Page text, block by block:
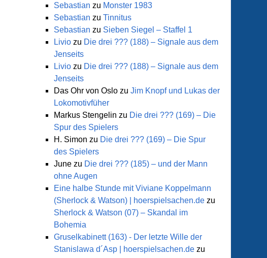
Sebastian zu Monster 1983
Sebastian zu Tinnitus
Sebastian zu Sieben Siegel – Staffel 1
Livio zu Die drei ??? (188) – Signale aus dem
Jenseits
Livio zu Die drei ??? (188) – Signale aus dem
Jenseits
Das Ohr von Oslo zu Jim Knopf und Lukas der
Lokomotivfüher
Markus Stengelin zu Die drei ??? (169) – Die
Spur des Spielers
H. Simon zu Die drei ??? (169) – Die Spur
des Spielers
June zu Die drei ??? (185) – und der Mann
ohne Augen
Eine halbe Stunde mit Viviane Koppelmann
(Sherlock & Watson) | hoerspielsachen.de zu
Sherlock & Watson (07) – Skandal im
Bohemia
Gruselkabinett (163) - Der letzte Wille der
Stanislawa d´Asp | hoerspielsachen.de zu